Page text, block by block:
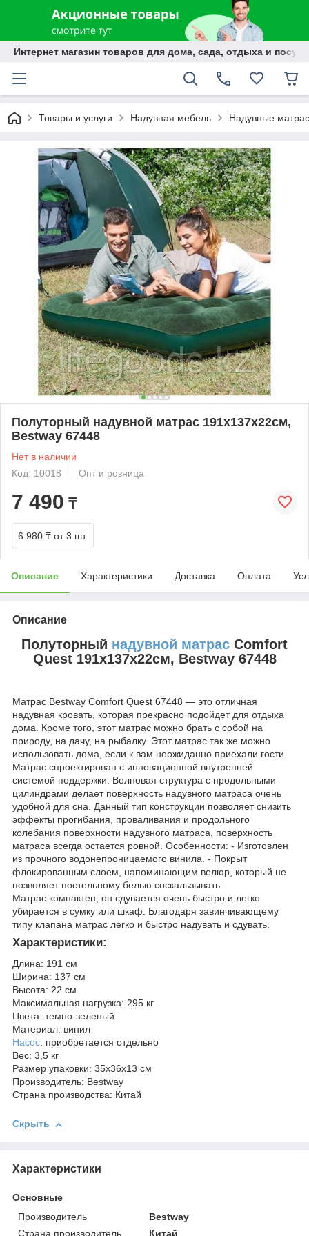
Интернет магазин товаров для дома, сада, отдыха и
Товары и услуги Надувная мебель Надувные
Полуторный надувной матрас 191х137х22см,
Bestway 67448
Нет в наличии
Код: 10018
Опт и розница
7 490 ₸
6 980 ₸ от 3 шт.
Описание Характеристики Доставка Оплата
Описание
Полуторный надувной матрас Comfort
Quest 191х137х22см, Bestway 67448
Матрас Bestway Comfort Quest 67448 — это отличная
надувная кровать, которая прекрасно подойдет для отдыха
дома. Кроме того, этот матрас можно брать с собой на
природу, на дачу, на рыбалку. Этот матрас так же можно
использовать дома, если к вам неожиданно приехали гости.
Матрас спроектирован с инновационной внутренней
системой поддержки. Волновая структура с продольными
цилиндрами делает поверхность надувного матраса очень
удобной для сна. Данный тип конструкции позволяет снизить
эффекты прогибания, проваливания и продольного
колебания поверхности надувного матраса, поверхность
матраса всегда остается ровной. Особенности: - Изготовлен
из прочного водонепроницаемого винила. - Покрыт
флокированным слоем, напоминающим велюр, который не
позволяет постельному белью соскальзывать.
Матрас компактен, он сдувается очень быстро и легко
убирается в сумку или шкаф. Благодаря завинчивающему
типу клапана матрас легко и быстро надувать и сдувать.
Характеристики:
Длина: 191 см
Ширина: 137 см
Высота: 22 см
Максимальная нагрузка: 295 кг
Цвета: темно-зеленый
Материал: винил
Насос: приобретается отдельно
Вес: 3,5 кг
Размер упаковки: 35х36х13 см
Производитель: Bestway
Страна производства: Китай
Скрыть
Характеристики
Основные
Производитель
Bestway
Страна производитель
Китай